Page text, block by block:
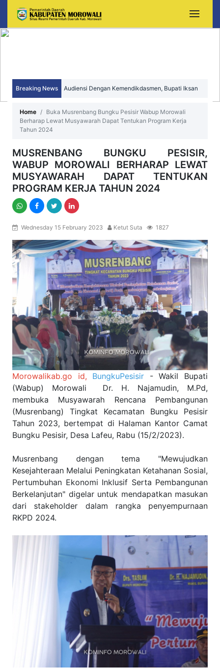
Breaking News Sekda Morowali Yusman Mahbub Hadiri Peringatan
HUT ke-15 Kecamatan Bungku Timur
Perjuangkan Peningkatan Mutu dan Pemerataan
Home
Buka Musrenbang Bungku Pesisir Wabup Morowali
Berharap Lewat Musyawarah Dapat Tentukan Program Kerja
Tahun 2024
MUSRENBANG BUNGKU PESISIR,
WABUP MOROWALI BERHARAP LEWAT
MUSYAWARAH DAPAT TENTUKAN
PROGRAM KERJA TAHUN 2024
Wednesday 15 February 2023 Ketut Suta 1827
Morowalikab.go id, BungkuPesisir - Wakil Bupati
(Wabup) Morowali Dr. H. Najamudin, M.Pd,
membuka Musyawarah Rencana Pembangunan
(Musrenbang) Tingkat Kecamatan Bungku Pesisir
Tahun 2023, bertempat di Halaman Kantor Camat
Bungku Pesisir, Desa Lafeu, Rabu (15/2/2023).
Musrenbang dengan tema "Mewujudkan
Kesejahteraan Melalui Peningkatan Ketahanan Sosial,
Pertumbuhan Ekonomi Inklusif Serta Pembangunan
Berkelanjutan" digelar untuk mendapatkan masukan
dari stakeholder dalam rangka penyempurnaan
RKPD 2024.